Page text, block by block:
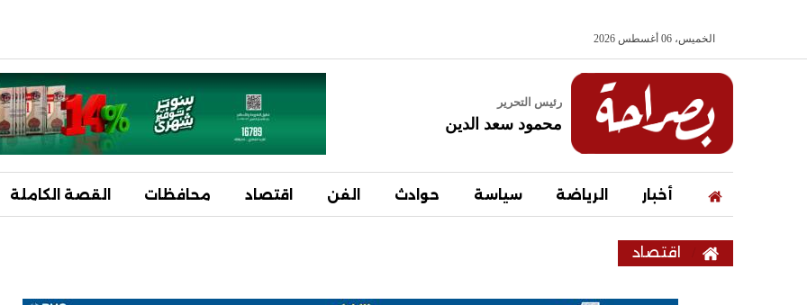
الخميس، 06 أغسطس 2026
رئيس التحرير
محمود سعد الدين
أخبار الرياضة سياسة حوادث الفن اقتصاد محافظات القصة الكاملة
اقتصاد